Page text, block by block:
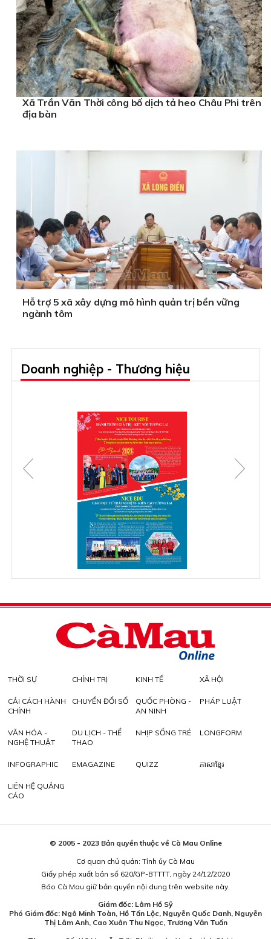
Xã Trần Văn Thời công bố dịch tả heo Châu Phi trên
địa bàn
Hỗ trợ 5 xã xây dựng mô hình quản trị bền vững
ngành tôm
Doanh nghiệp - Thương hiệu
THỜI SỰ CHÍNH TRỊ KINH TẾ XÃ HỘI
CẢI CÁCH HÀNH
CHÍNH
CHUYỂN ĐỔI SỐ
QUỐC PHÒNG -
AN NINH
PHÁP LUẬT
VĂN HÓA -
NGHỆ THUẬT
DU LỊCH - THỂ
THAO
NHỊP SỐNG TRẺ LONGFORM
INFOGRAPHIC EMAGAZINE QUIZZ ភាសាខ្មែរ
LIÊN HỆ QUẢNG
CÁO
© 2005 - 2023 Bản quyền thuộc về Cà Mau Online
Cơ quan chủ quản: Tỉnh ủy Cà Mau
Giấy phép xuất bản số 620/GP-BTTTT, ngày 24/12/2020
Báo Cà Mau giữ bản quyền nội dung trên website này.
Giám đốc: Lâm Hồ Sỹ
Phó Giám đốc: Ngô Minh Toàn, Hồ Tấn Lộc, Nguyễn Quốc Danh, Nguyễn
Thị Lâm Anh, Cao Xuân Thu Ngọc, Trương Văn Tuấn